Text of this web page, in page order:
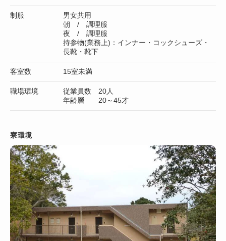
制服
男女共用
朝 / 調理服
夜 / 調理服
持参物(業務上)：インナー・コックシューズ・
長靴・靴下
客室数 15室未満
職場環境
従業員数 20人
年齢層 20～45才
寮環境